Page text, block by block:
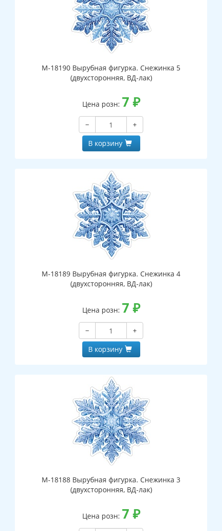
М-18190 Вырубная фигурка. Снежинка 5
(двухсторонняя, ВД-лак)
Цена розн: 7 ₽
−
+
В корзину
М-18189 Вырубная фигурка. Снежинка 4
(двухсторонняя, ВД-лак)
Цена розн: 7 ₽
−
+
В корзину
М-18188 Вырубная фигурка. Снежинка 3
(двухсторонняя, ВД-лак)
Цена розн: 7 ₽